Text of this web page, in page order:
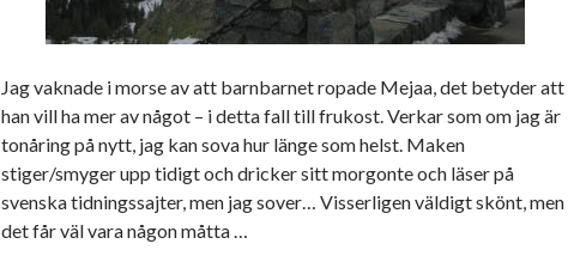
Jag vaknade i morse av att barnbarnet ropade Mejaa, det betyder att
han vill ha mer av något – i detta fall till frukost. Verkar som om jag är
tonåring på nytt, jag kan sova hur länge som helst. Maken
stiger/smyger upp tidigt och dricker sitt morgonte och läser på
svenska tidningssajter, men jag sover… Visserligen väldigt skönt, men
det får väl vara någon måtta …